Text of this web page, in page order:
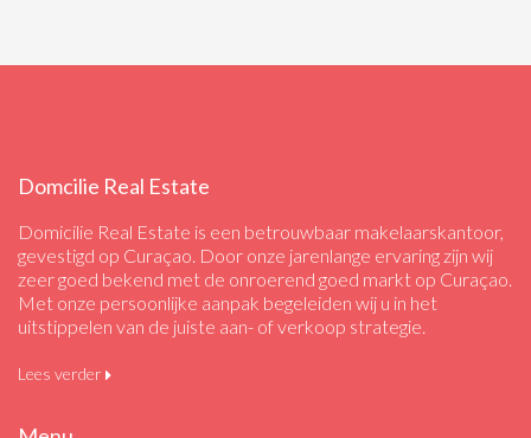
Domcilie Real Estate
Domicilie Real Estate is een betrouwbaar makelaarskantoor,
gevestigd op Curaçao. Door onze jarenlange ervaring zijn wij
zeer goed bekend met de onroerend goed markt op Curaçao.
Met onze persoonlijke aanpak begeleiden wij u in het
uitstippelen van de juiste aan- of verkoop strategie.
Lees verder